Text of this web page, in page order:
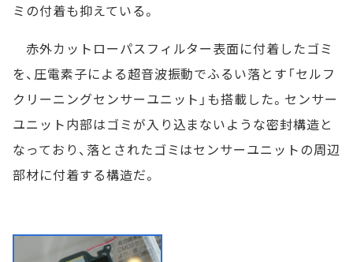
ミの付着も抑えている。
赤外カットローパスフィルター表面に付着したゴミ
を、圧電素子による超音波振動でふるい落とす「セルフ
クリーニングセンサーユニット」も搭載した。センサー
ユニット内部はゴミが入り込まないような密封構造と
なっており、落とされたゴミはセンサーユニットの周辺
部材に付着する構造だ。